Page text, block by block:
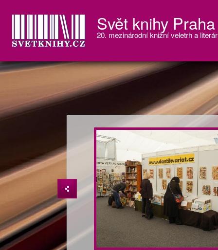
Svět knihy
20. mezinárodní knižní veletrh a